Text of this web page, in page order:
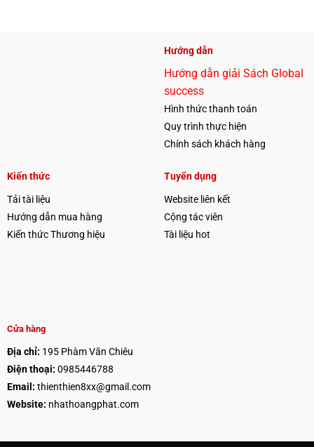
Hướng dẫn
Hướng dẫn giải Sách Global
success
Hình thức thanh toán
Quy trình thực hiện
Chính sách khách hàng
Kiến thức
Tải tài liệu
Hướng dẫn mua hàng
Kiến thức Thương hiệu
Tuyển dụng
Website liên kết
Cộng tác viên
Tài liệu hot
Cửa hàng
Địa chỉ: 195 Phàm Văn Chiêu
Điện thoại: 0985446788
Email: thienthien8xx@gmail.com
Website: nhathoangphat.com